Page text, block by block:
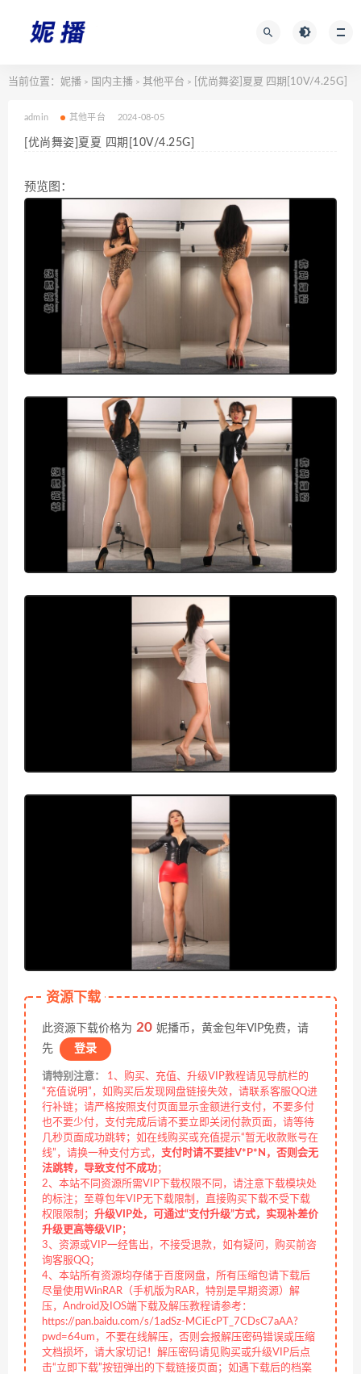
当前位置： 妮播 > 国内主播 > 其他平台 > [优尚舞姿]夏夏 四期[10V/4.25G]
admin 其他平台 2024-08-05
[优尚舞姿]夏夏 四期[10V/4.25G]
预览图：
资源下载
此资源下载价格为 20 妮播币，黄金包年VIP免费，请
先
登录
请特别注意：
1、购买、充值、升级VIP教程请见导航栏的
“充值说明”，如购买后发现网盘链接失效，请联系客服QQ进
行补链；请严格按照支付页面显示金额进行支付，不要多付
也不要少付，支付完成后请不要立即关闭付款页面，请等待
几秒页面成功跳转；如在线购买或充值提示“暂无收款账号在
线”，请换一种支付方式， 支付时请不要挂V*P*N，否则会无
法跳转，导致支付不成功；
2、本站不同资源所需VIP下载权限不同，请注意下载模块处
的标注；至尊包年VIP无下载限制，直接购买下载不受下载
权限限制； 升级VIP处，可通过“支付升级”方式，实现补差价
升级更高等级VIP；
3、资源或VIP一经售出，不接受退款，如有疑问，购买前咨
询客服QQ；
4、本站所有资源均存储于百度网盘，所有压缩包请下载后
尽量使用WinRAR（手机版为RAR，特别是早期资源）解
压，Android及IOS端下载及解压教程请参考：
https://pan.baidu.com/s/1adSz-MCiEcPT_7CDsC7aAA?
pwd=64um，不要在线解压，否则会报解压密码错误或压缩
文档损坏，请大家切记！解压密码请见购买或升级VIP后点
击“立即下载”按钮弹出的下载链接页面；如遇下载后的档案